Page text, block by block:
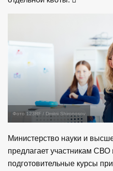
Фото 123RF / Dmitrii Shironosov
Министерство науки и
предлагает участникам СВО
подготовительные курсы